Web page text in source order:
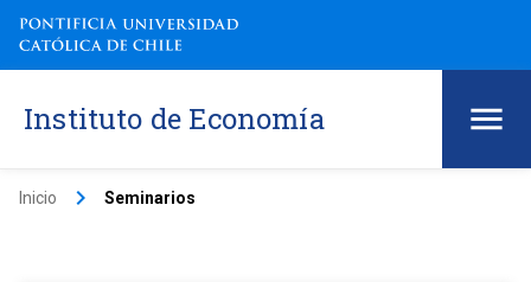
Instituto de Economía
Inicio keyboard_arrow_right Seminarios